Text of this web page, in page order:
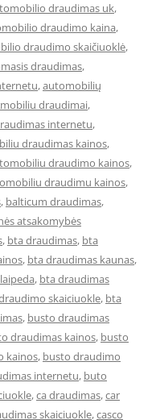
draudimas uk,
draudimo kaina,
draudimo skaičiuoklė,
draudimas,
,automobilių
draudimai,
internetu,
draudimas kainos,
draudimo kainos,
draudimu kainos,
, balticum draudimas,
atsakomybės
, bta draudimas, bta
, bta draudimas kaunas,
, bta draudimas
skaiciuokle, bta
, busto draudimas
draudimas kainos, busto
kainos, busto draudimo
internetu, buto
,ca draudimas,car
skaiciuokle,casco